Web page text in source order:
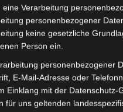
eine Verarbeitung
personenbezogener
keine gesetzliche
Person ein.
personenbezogener
E-Mail-Adresse oder
Einklang mit der
für uns geltenden